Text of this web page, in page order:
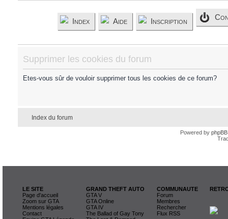
Index Aide Inscription
Supprimer les cookies du forum
Etes-vous sûr de vouloir supprimer tous les cookies de ce forum?
Index du forum
Powered by phpBB
LE SITE
Page d'accueil
Zoom sur GTA
Mentions légales
Contact
GRAND THEFT AUTO
GTA V
GTA Online
GTA IV
The Ballad of Gay Tony
COMMUNAUTE
Forum
Membres
Rechercher
Flux RSS